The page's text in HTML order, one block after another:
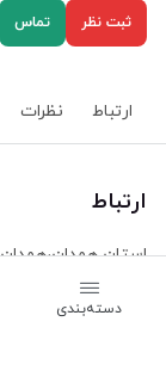
ثبت نظر تماس
ارتباط نظرات
ارتباط
استان همدان،همدان
دسته‌بندی